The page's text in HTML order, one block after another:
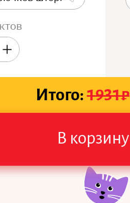
Итого:1931₽
В корзину